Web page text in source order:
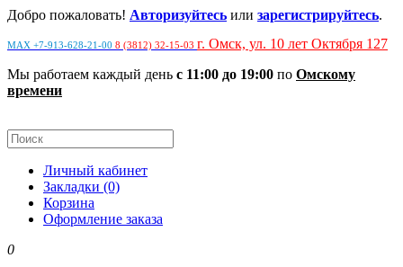
Добро пожаловать! Авторизуйтесь или зарегистрируйтесь.
MAX +7-913-628-21-00 8 (3812) 32-15-03 г. Омск, ул. 10 лет Октября 127
Мы работаем каждый день с 11:00 до 19:00 по Омскому
времени
Личный кабинет
Закладки (0)
Корзина
Оформление заказа
0